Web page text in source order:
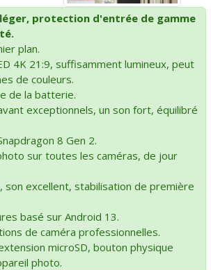
léger, protection d'entrée de gamme
plan.
4K 21:9, suffisamment lumineux, peut
de couleurs.
de la batterie.
exceptionnels, un son fort, équilibré
8 Gen 2.
sur toutes les caméras, de jour
son excellent, stabilisation de première
basé sur Android 13.
de caméra professionnelles.
microSD, bouton physique
photo.